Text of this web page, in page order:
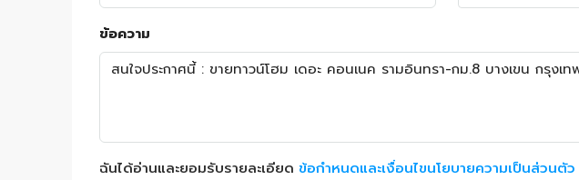
ข้อความ
ฉันได้อ่านและยอมรับรายละเอียด ข้อกำหนดและเงื่อนไขนโยบายความเป็นส่วนตัว